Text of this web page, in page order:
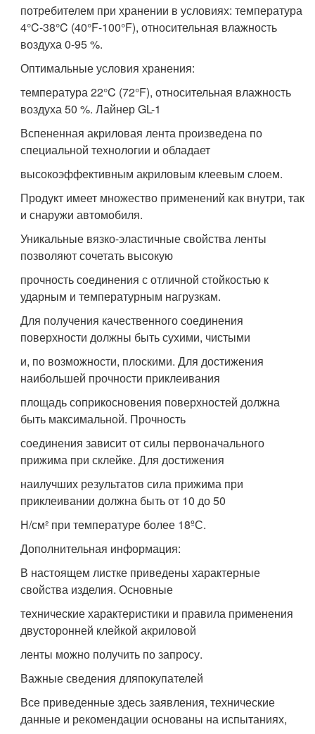
потребителем при хранении в условиях: температура
4°C-38°C (40°F-100°F), относительная влажность
воздуха 0-95 %.
Оптимальные условия хранения:
температура 22°C (72°F), относительная влажность
воздуха 50 %. Лайнер GL-1
Вспененная акриловая лента произведена по
специальной технологии и обладает
высокоэффективным акриловым клеевым слоем.
Продукт имеет множество применений как внутри, так
и снаружи автомобиля.
Уникальные вязко-эластичные свойства ленты
позволяют сочетать высокую
прочность соединения с отличной стойкостью к
ударным и температурным нагрузкам.
Для получения качественного соединения
поверхности должны быть сухими, чистыми
и, по возможности, плоскими. Для достижения
наибольшей прочности приклеивания
площадь соприкосновения поверхностей должна
быть максимальной. Прочность
соединения зависит от силы первоначального
прижима при склейке. Для достижения
наилучших результатов сила прижима при
приклеивании должна быть от 10 до 50
Н/см² при температуре более 18ºС.
Дополнительная информация:
В настоящем листке приведены характерные
свойства изделия. Основные
технические характеристики и правила применения
двусторонней клейкой акриловой
ленты можно получить по запросу.
Важные сведения дляпокупателей
Все приведенные здесь заявления, технические
данные и рекомендации основаны на испытаниях,